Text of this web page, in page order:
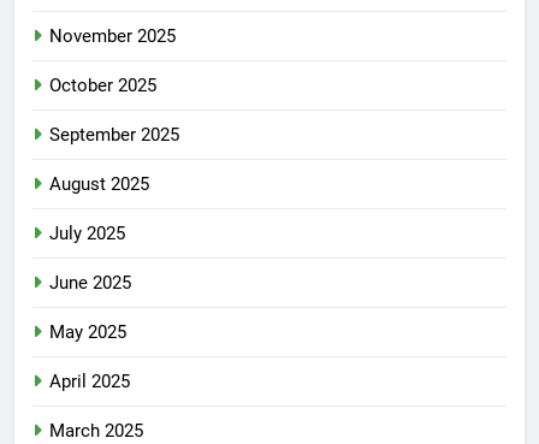
November 2025
October 2025
September 2025
August 2025
July 2025
June 2025
May 2025
April 2025
March 2025